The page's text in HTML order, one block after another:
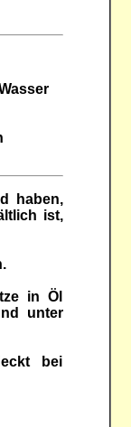
haben,
ist,
in Öl
unter
bei